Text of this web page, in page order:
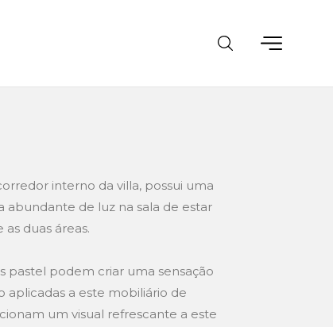
interno da villa, possui uma
de luz na sala de estar
duas áreas.
pastel podem criar uma sensação
aplicadas a este mobiliário de
um visual refrescante a este